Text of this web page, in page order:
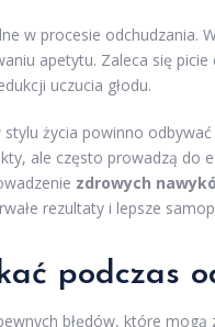
w procesie odchudzania.
apetytu. Zaleca się
uczucia głodu.
życia powinno
ale często prowadzą do
zdrowych
rezultaty i lepsze
podczas
błędów, które